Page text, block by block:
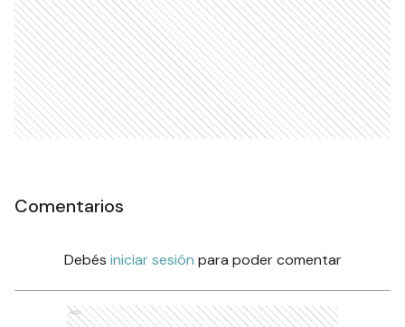
Comentarios
Debés iniciar sesión para poder comentar
Ads